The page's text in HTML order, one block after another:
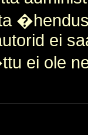
ei
ei ole